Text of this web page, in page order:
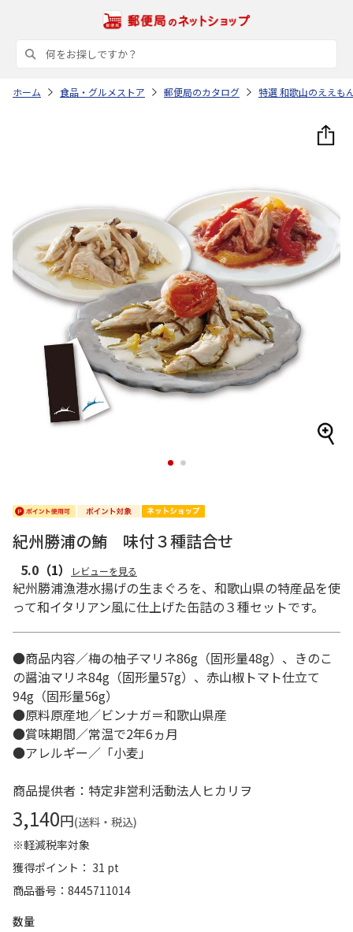
ホーム 食品・グルメストア 郵便局のカタログ 特選 和歌山のええも
1 2
紀州勝浦の鮪 味付３種詰合せ
5.0 （1） レビューを見る
紀州勝浦漁港水揚げの生まぐろを、和歌山県の特産品を使
って和イタリアン風に仕上げた缶詰の３種セットです。
●商品内容／梅の柚子マリネ86g（固形量48g）、きのこ
の醤油マリネ84g（固形量57g）、赤山椒トマト仕立て
94g（固形量56g）
●原料原産地／ビンナガ＝和歌山県産
●賞味期間／常温で2年6ヵ月
●アレルギー／「小麦」
商品提供者：特定非営利活動法人ヒカリヲ
3,140円(送料・税込)
※軽減税率対象
獲得ポイント： 31 pt
商品番号
8445711014
数量